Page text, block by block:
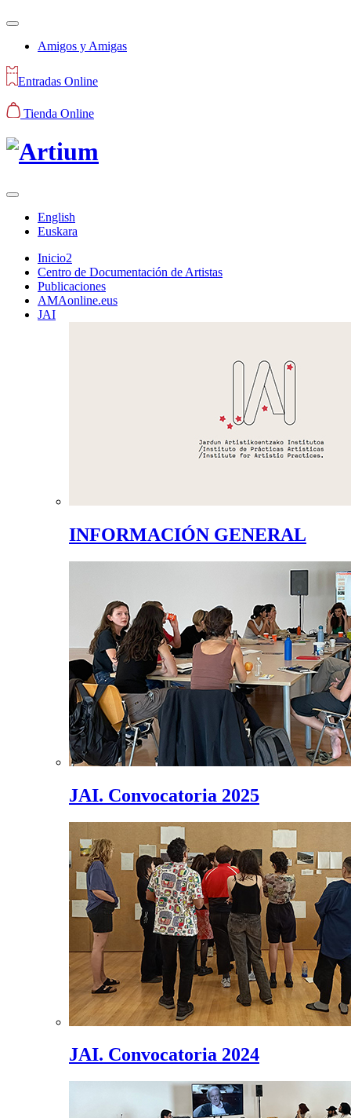
Amigos y Amigas
Entradas Online
Tienda Online
English
Euskara
Inicio2
Centro de Documentación de Artistas
Publicaciones
AMAonline.eus
JAI
INFORMACIÓN GENERAL
JAI. Convocatoria 2025
JAI. Convocatoria 2024